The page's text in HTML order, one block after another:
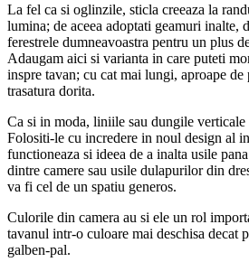
La fel ca si oglinzile, sticla creeaza la
lumina; de aceea adoptati geamuri inalte,
ferestrele dumneavoastra pentru un plus
Adaugam aici si varianta in care puteti
inspre tavan; cu cat mai lungi, aproape de
trasatura dorita.
Ca si in moda, liniile sau dungile
Folositi-le cu incredere in noul design al
functioneaza si ideea de a inalta usile
dintre camere sau usile dulapurilor din
va fi cel de un spatiu generos.
Culorile din camera au si ele un rol
tavanul intr-o culoare mai deschisa decat
galben-pal.